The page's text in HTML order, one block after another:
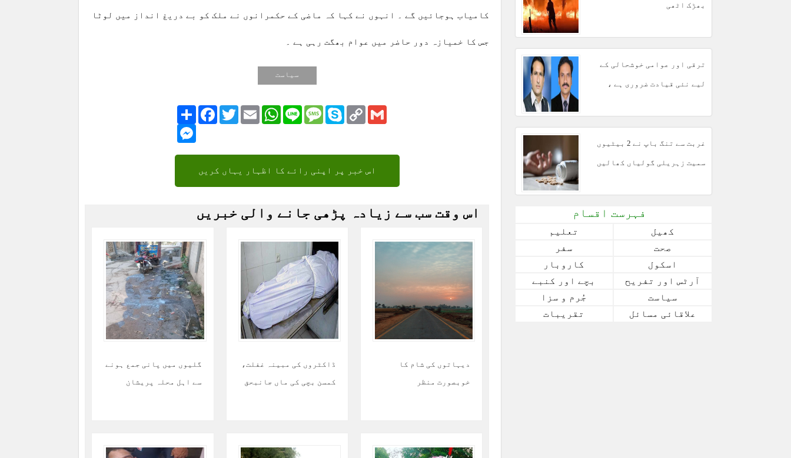
کامیاب ہوجائیں گے ۔ انہوں نے کہا کہ ماضی کے حکمرانوں نے ملک کو بے دریغ انداز میں لوٹا
جس کا خمیازہ دور حاضر میں عوام بھگت رہی ہے ۔
سیاست
ShareFacebook
TwitterEmailWhatsApp
Line Message
SkypeCopy
Link
Gmail
Messenger
اس خبر پر اپنی رائے کا اظہار یہاں کریں
اس وقت سب سے زیادہ پڑھی جانے والی خبریں
گلیوں میں پانی جمع ہونے
سے اہل محلہ پریشان
ڈاکٹروں کی مبینہ غفلت،
کمسن بچی کی ماں جانبحق
دیہاتوں کی شام کا
خوبصورت منظر
بھڑک اٹھی
ترقی اور عوامی خوشحالی کے
لیے نئی قیادت ضروری ہے ،
غربت سے تنگ باپ نے 2 بیٹیوں
سمیت زہریلی گولیاں کھالیں
فہرست اقسام
کھیل
تعلیم
صحت
سفر
اسکول
کاروبار
آرٹس اور تفریح
بچے اور کنبے
سیاست
جُرم و سزا
علاقائی مسائل
تقریبات